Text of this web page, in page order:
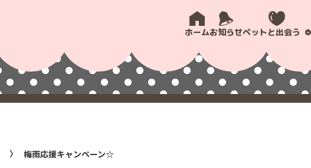
ホームお知らせペットと出会う
梅雨応援キャンペーン☆